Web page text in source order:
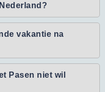
vakantie na
Pasen niet wil